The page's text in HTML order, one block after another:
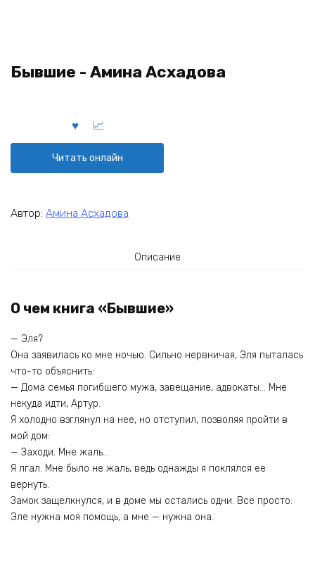
Бывшие - Амина Асхадова
Читать онлайн
Автор: Амина Асхадова
Описание
О чем книга «Бывшие»
— Эля?
Она заявилась ко мне ночью. Сильно нервничая, Эля пыталась
что-то объяснить:
— Дома семья погибшего мужа, завещание, адвокаты… Мне
некуда идти, Артур.
Я холодно взглянул на нее, но отступил, позволяя пройти в
мой дом:
— Заходи. Мне жаль…
Я лгал. Мне было не жаль, ведь однажды я поклялся ее
вернуть.
Замок защелкнулся, и в доме мы остались одни. Все просто:
Эле нужна моя помощь, а мне — нужна она.